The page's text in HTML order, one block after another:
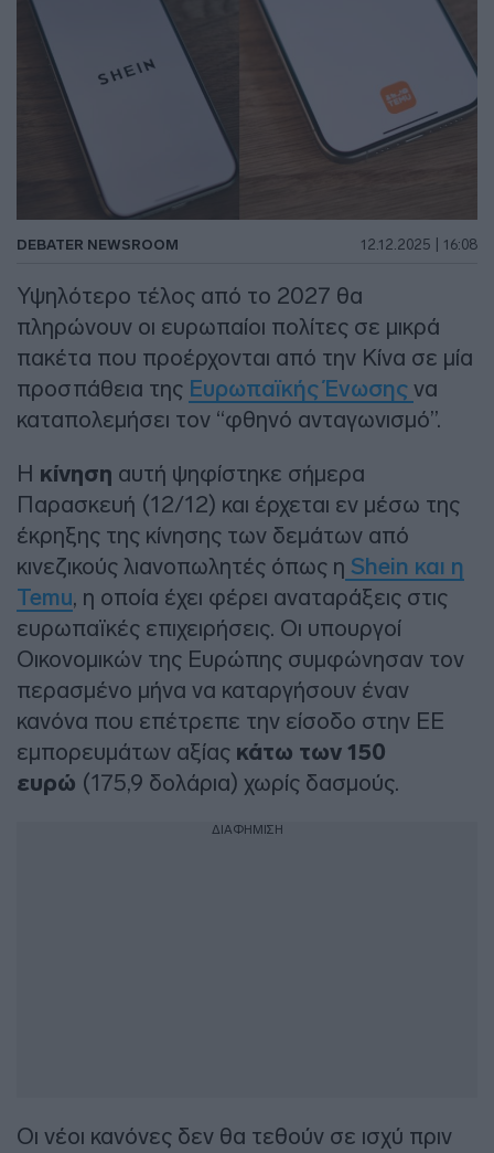
DEBATER NEWSROOM 12.12.2025 | 16:08
Υψηλότερο τέλος από το 2027 θα
πληρώνουν οι ευρωπαίοι πολίτες σε μικρά
πακέτα που προέρχονται από την Κίνα σε μία
προσπάθεια της Ευρωπαϊκής Ένωσης να
καταπολεμήσει τον “φθηνό ανταγωνισμό”.
Η κίνηση αυτή ψηφίστηκε σήμερα
Παρασκευή (12/12) και έρχεται εν μέσω της
έκρηξης της κίνησης των δεμάτων από
κινεζικούς λιανοπωλητές όπως η Shein και η
Temu, η οποία έχει φέρει αναταράξεις στις
ευρωπαϊκές επιχειρήσεις. Οι υπουργοί
Οικονομικών της Ευρώπης συμφώνησαν τον
περασμένο μήνα να καταργήσουν έναν
κανόνα που επέτρεπε την είσοδο στην ΕΕ
εμπορευμάτων αξίας κάτω των 150
ευρώ (175,9 δολάρια) χωρίς δασμούς.
ΔΙΑΦΗΜΙΣΗ
Οι νέοι κανόνες δεν θα τεθούν σε ισχύ πριν